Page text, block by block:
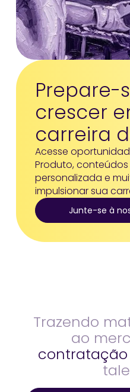
Prepare-
crescer
carreira
Acesse
Produto,
personalizada e
impulsionar sua
Junte-se à
Trazendo
ao
contratação